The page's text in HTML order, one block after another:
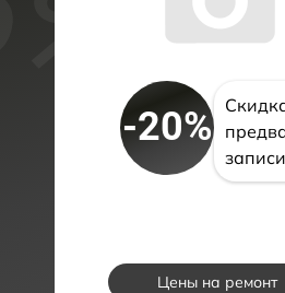
-20%
Цены на ремонт